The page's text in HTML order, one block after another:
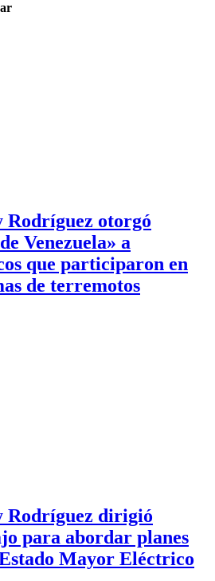
Rodríguez otorgó
Venezuela» a
que participaron en
de terremotos
Rodríguez dirigió
para abordar planes
Mayor Eléctrico